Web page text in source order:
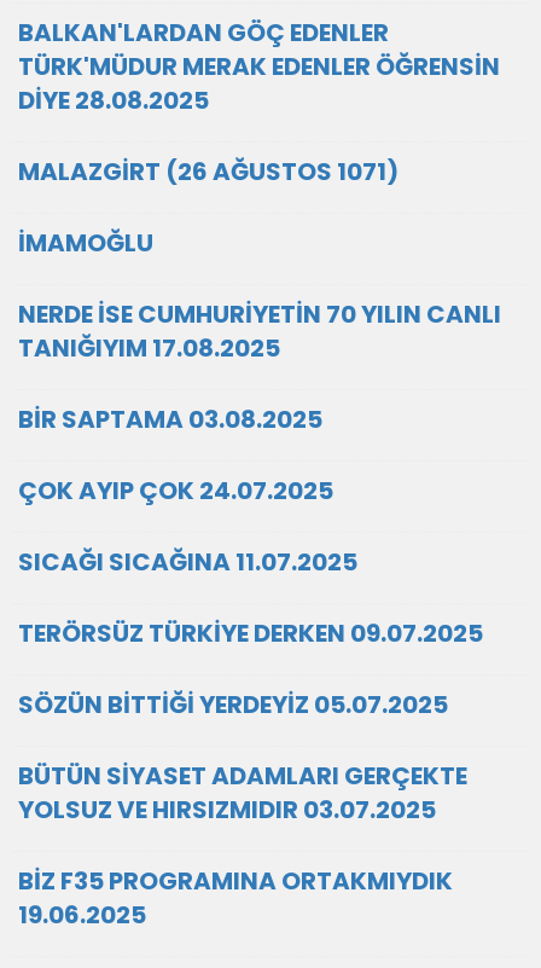
BALKAN'LARDAN GÖÇ EDENLER
TÜRK'MÜDUR MERAK EDENLER ÖĞRENSİN
DİYE 28.08.2025
MALAZGİRT (26 AĞUSTOS 1071)
İMAMOĞLU
NERDE İSE CUMHURİYETİN 70 YILIN CANLI
TANIĞIYIM 17.08.2025
BİR SAPTAMA 03.08.2025
ÇOK AYIP ÇOK 24.07.2025
SICAĞI SICAĞINA 11.07.2025
TERÖRSÜZ TÜRKİYE DERKEN 09.07.2025
SÖZÜN BİTTİĞİ YERDEYİZ 05.07.2025
BÜTÜN SİYASET ADAMLARI GERÇEKTE
YOLSUZ VE HIRSIZMIDIR 03.07.2025
BİZ F35 PROGRAMINA ORTAKMIYDIK
19.06.2025